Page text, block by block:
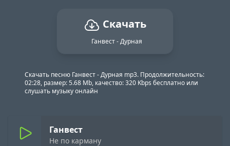
Скачать
Ганвест - Дурная
Скачать песню Ганвест - Дурная mp3. Продолжительность:
02:28, размер: 5.68 Mb, качество: 320 Kbps бесплатно или
слушать музыку онлайн
Ганвест
Не по карману